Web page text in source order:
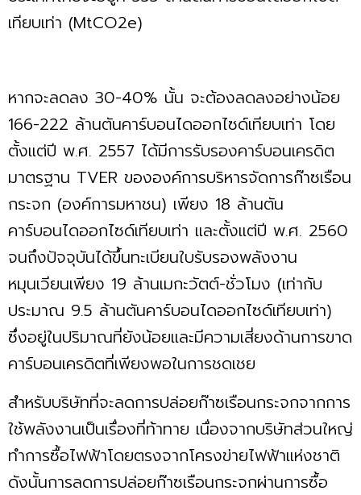
เทียบเท่า (MtCO2e)
หากจะลดลง 30-40% นั้น จะต้องลดลงอย่างน้อย
166-222 ล้านตันคาร์บอนไดออกไซด์เทียบเท่า โดย
ตั้งแต่ปี พ.ศ. 2557 ได้มีการรับรองคาร์บอนเครดิต
มาตรฐาน TVER ขององค์การบริหารจัดการก๊าซเรือน
กระจก (องค์การมหาชน) เพียง 18 ล้านตัน
คาร์บอนไดออกไซด์เทียบเท่า และตั้งแต่ปี พ.ศ. 2560
จนถึงปัจจุบันได้ขึ้นทะเบียนใบรับรองพลังงาน
หมุนเวียนเพียง 19 ล้านเมกะวัตต์-ชั่วโมง (เท่ากับ
ประมาณ 9.5 ล้านตันคาร์บอนไดออกไซด์เทียบเท่า)
ซึ่งอยู่ในปริมาณที่ยังน้อยและมีความเสี่ยงด้านการขาด
คาร์บอนเครดิตที่เพียงพอในการชดเชย
สำหรับบริษัทที่จะลดการปล่อยก๊าซเรือนกระจกจากการ
ใช้พลังงานเป็นเรื่องที่ท้าทาย เนื่องจากบริษัทส่วนใหญ่
ทำการซื้อไฟฟ้าโดยตรงจากโครงข่ายไฟฟ้าแห่งชาติ
ดังนั้นการลดการปล่อยก๊าซเรือนกระจกผ่านการซื้อ